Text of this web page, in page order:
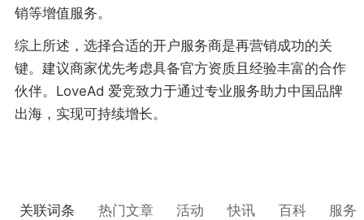
销等增值服务。
综上所述，选择合适的开户服务商是再营销成功的关
键。建议商家优先考虑具备官方资质且经验丰富的合作
伙伴。LoveAd 爱竞致力于通过专业服务助力中国品牌
出海，实现可持续增长。
关联词条 热门文章 活动 快讯 百科 服务